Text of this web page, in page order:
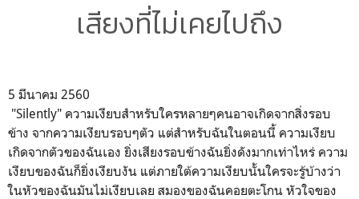
เสียงที่ไม่เคยไปถึง
5 มีนาคม 2560
"Silently" ความเงียบสำหรับใครหลายๆคนอาจเกิดจากสิ่งรอบ
ข้าง จากความเงียบรอบๆตัว แต่สำหรับฉันในตอนนี้ ความเงียบ
เกิดจากตัวของฉันเอง ยิ่งเสียงรอบข้างฉันยิ่งดังมากเท่าไหร่ ความ
เงียบของฉันก็ยิ่งเงียบงัน แต่ภายใต้ความเงียบนั้นใครจะรู้บ้างว่า
ในหัวของฉันมันไม่เงียบเลย สมองของฉันคอยตะโกน หัวใจของ